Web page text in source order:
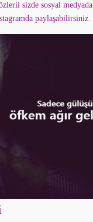
sizde sosyal medyada
paylaşabilirsiniz.